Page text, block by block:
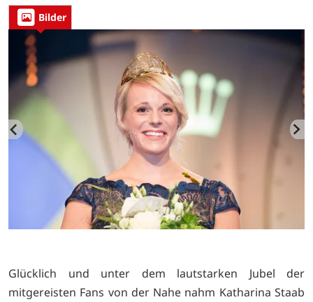
Bilder
Glücklich und unter dem lautstarken Jubel der
mitgereisten Fans von der Nahe nahm Katharina Staab